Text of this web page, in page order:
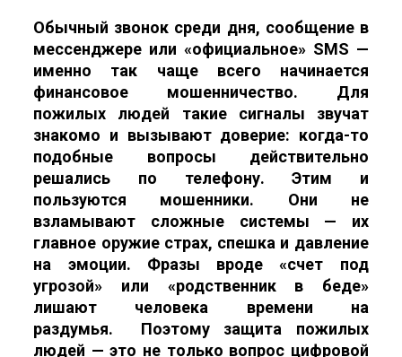
Обычный звонок среди дня, сообщение в
мессенджере или «официальное» SMS —
именно так чаще всего начинается
финансовое мошенничество. Для
пожилых людей такие сигналы звучат
знакомо и вызывают доверие: когда-то
подобные вопросы действительно
решались по телефону. Этим и
пользуются мошенники. Они не
взламывают сложные системы — их
главное оружие страх, спешка и давление
на эмоции. Фразы вроде «счет под
угрозой» или «родственник в беде»
лишают человека времени на
раздумья. Поэтому защита пожилых
людей — это не только вопрос цифровой